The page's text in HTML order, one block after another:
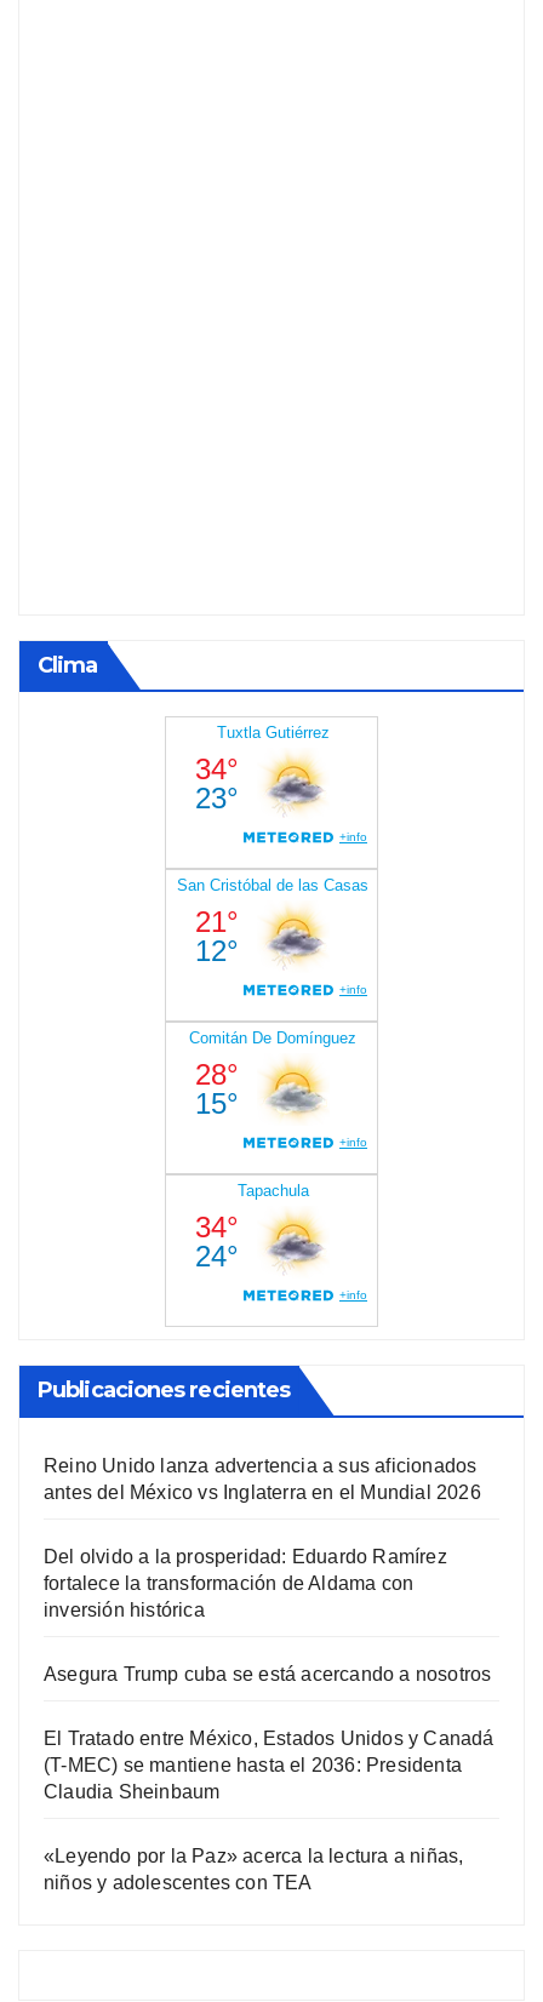
Clima
Publicaciones recientes
Reino Unido lanza advertencia a sus aficionados
antes del México vs Inglaterra en el Mundial 2026
Del olvido a la prosperidad: Eduardo Ramírez
fortalece la transformación de Aldama con
inversión histórica
Asegura Trump cuba se está acercando a nosotros
El Tratado entre México, Estados Unidos y Canadá
(T-MEC) se mantiene hasta el 2036: Presidenta
Claudia Sheinbaum
«Leyendo por la Paz» acerca la lectura a niñas,
niños y adolescentes con TEA